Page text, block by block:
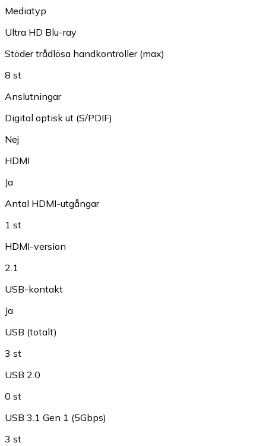
Mediatyp
Ultra HD Blu-ray
Stöder trådlösa handkontroller (max)
8 st
Anslutningar
Digital optisk ut (S/PDIF)
Nej
HDMI
Ja
Antal HDMI-utgångar
1 st
HDMI-version
2.1
USB-kontakt
Ja
USB (totalt)
3 st
USB 2.0
0 st
USB 3.1 Gen 1 (5Gbps)
3 st